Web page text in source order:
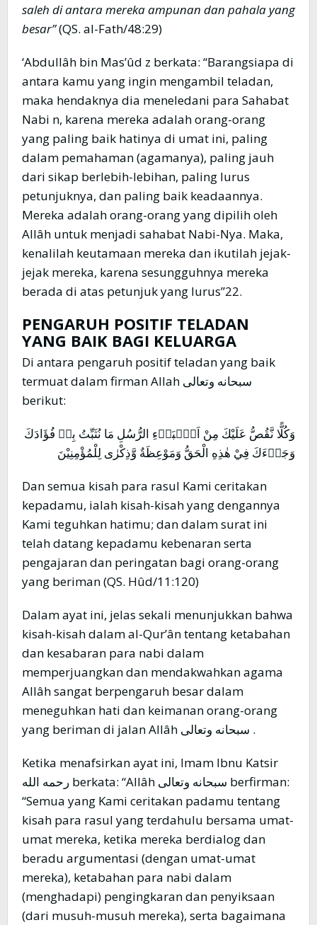
saleh di antara mereka ampunan dan pahala yang
besar”(QS. al-Fath/48:29)
‘Abdullâh bin Mas’ûd z berkata: “Barangsiapa di
antara kamu yang ingin mengambil teladan,
maka hendaknya dia meneledani para Sahabat
Nabi n, karena mereka adalah orang-orang
yang paling baik hatinya di umat ini, paling
dalam pemahaman (agamanya), paling jauh
dari sikap berlebih-lebihan, paling lurus
petunjuknya, dan paling baik keadaannya.
Mereka adalah orang-orang yang dipilih oleh
Allâh untuk menjadi sahabat Nabi-Nya. Maka,
kenalilah keutamaan mereka dan ikutilah jejak-
jejak mereka, karena sesungguhnya mereka
berada di atas petunjuk yang lurus”22.
PENGARUH POSITIF TELADAN
YANG BAIK BAGI KELUARGA
Di antara pengaruh positif teladan yang baik
termuat dalam firman Allah سبحانه وتعالى
berikut:
وَكُلًّا نَّقُصُّ عَلَيْكَ مِنْ اَنْۢبَاۤءِ الرُّسُلِ مَا نُثَبِّتُ بِهٖ فُؤَادَكَ
وَجَاۤءَكَ فِيْ هٰذِهِ الْحَقُّ وَمَوْعِظَةٌ وَّذِكْرٰى لِلْمُؤْمِنِيْنَ
Dan semua kisah para rasul Kami ceritakan
kepadamu, ialah kisah-kisah yang dengannya
Kami teguhkan hatimu; dan dalam surat ini
telah datang kepadamu kebenaran serta
pengajaran dan peringatan bagi orang-orang
yang beriman (QS. Hûd/11:120)
Dalam ayat ini, jelas sekali menunjukkan bahwa
kisah-kisah dalam al-Qur’ân tentang ketabahan
dan kesabaran para nabi dalam
memperjuangkan dan mendakwahkan agama
Allâh sangat berpengaruh besar dalam
meneguhkan hati dan keimanan orang-orang
yang beriman di jalan Allâh سبحانه وتعالى .
Ketika menafsirkan ayat ini, Imam Ibnu Katsir
رحمه الله berkata: “Allâh سبحانه وتعالى berfirman:
“Semua yang Kami ceritakan padamu tentang
kisah para rasul yang terdahulu bersama umat-
umat mereka, ketika mereka berdialog dan
beradu argumentasi (dengan umat-umat
mereka), ketabahan para nabi dalam
(menghadapi) pengingkaran dan penyiksaan
(dari musuh-musuh mereka), serta bagaimana